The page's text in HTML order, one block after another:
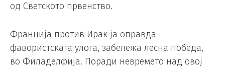
од Светското првенство.
Франција против Ирак ја оправда
фавористската улога, забележа лесна победа,
во Филаделфија. Поради невремето над овој